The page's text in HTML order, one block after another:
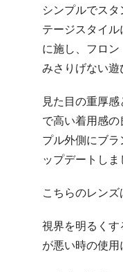
シンプルでス
テージスタイ
に施し、フロ
みさりげない遊
見た目の重厚
で高い着用感の
プル外側にブ
ップデートしま
こちらのレンズ
視界を明るく
が悪い時の使用